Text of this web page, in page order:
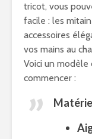
tricot, vous
facile : les
accessoires
vos mains au
Voici un modèle
commencer :